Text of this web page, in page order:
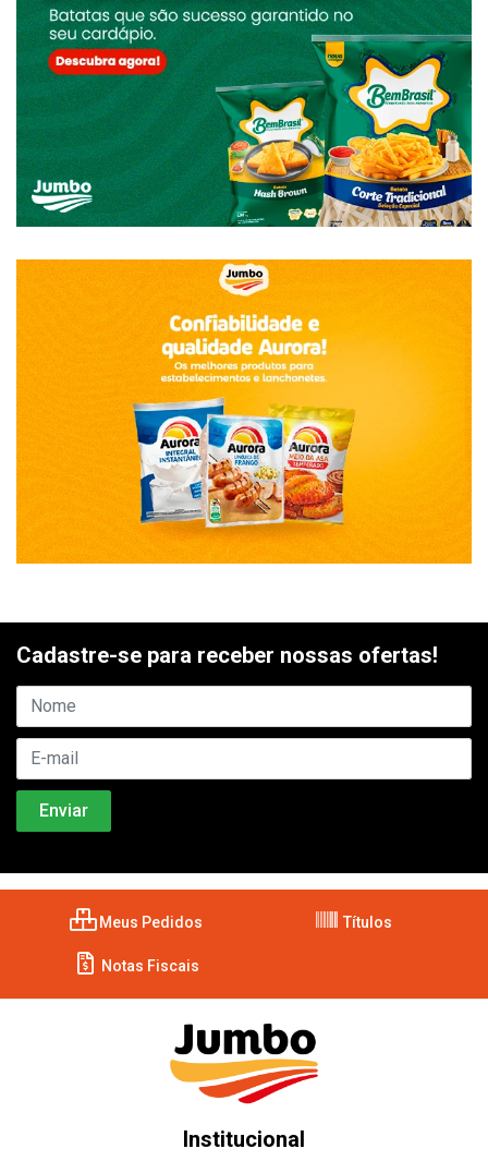
Cadastre-se para receber nossas ofertas!
Meus Pedidos Títulos
Notas Fiscais
Institucional